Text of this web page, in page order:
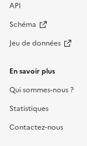
API
Schéma
Jeu de données
En savoir plus
Qui sommes-nous ?
Statistiques
Contactez-nous